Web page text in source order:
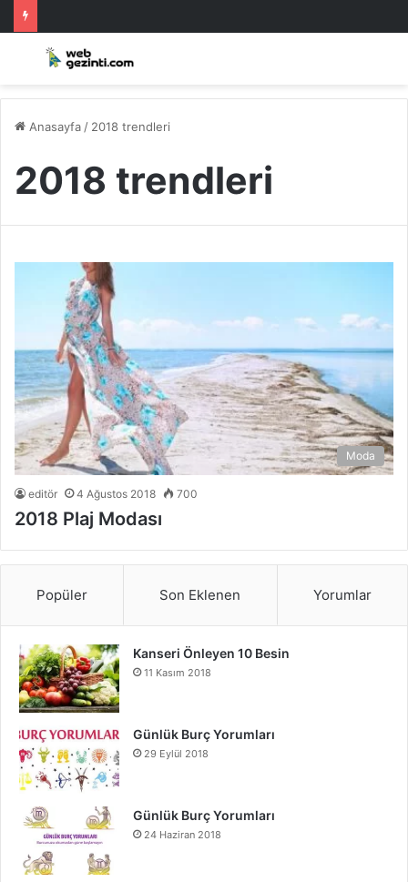
Anasayfa / 2018 trendleri
2018 trendleri
Moda
editör 4 Ağustos 2018 700
2018 Plaj Modası
Popüler Son Eklenen Yorumlar
Kanseri Önleyen 10 Besin
11 Kasım 2018
Günlük Burç Yorumları
29 Eylül 2018
Günlük Burç Yorumları
24 Haziran 2018